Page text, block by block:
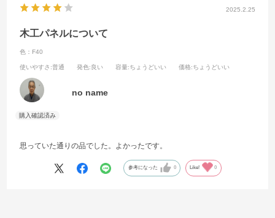
2025.2.25
木工パネルについて
色：F40
使いやすさ :普通 発色:良い 容量:ちょうどいい 価格:ちょうどいい
no name
思っていた通りの品でした。よかったです。
参考になった 0 Like! 0